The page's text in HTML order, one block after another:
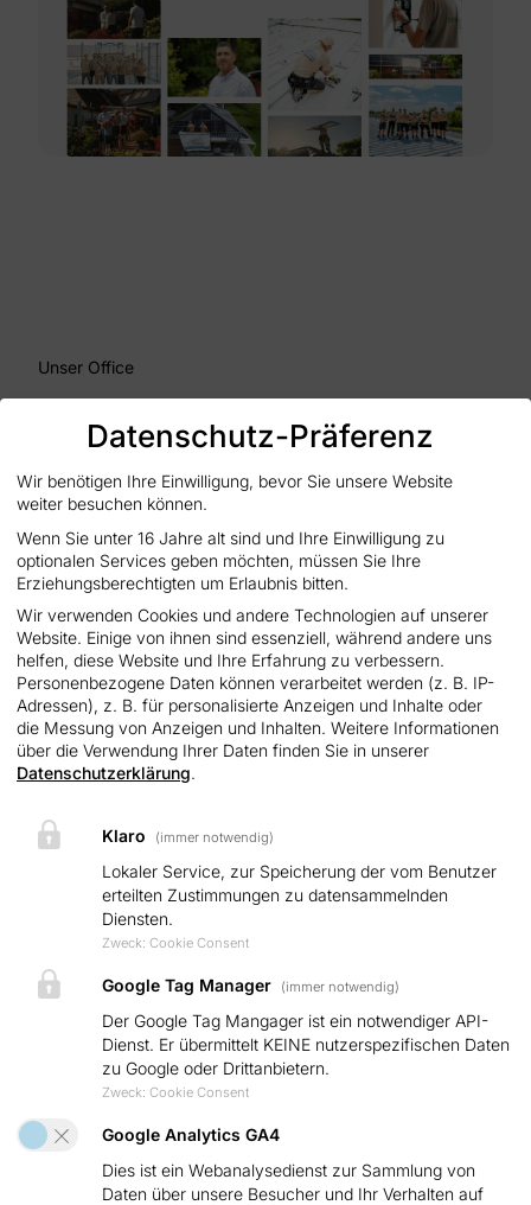
Unser Office
+49 (0) 30 55 65 39 17
info@solartechnik-lauckner.de
stoerung@solartechnik-lauckner.de
Navigation
Startseite
Referenzen
Impressum
Datenschutz
Produkte
PV-Anlage (Privathaushalt)
Balkonkraftwerke
Fassadenanlage
Datenschutz-Präferenz
Wir benötigen Ihre Einwilligung, bevor Sie unsere Website
weiter besuchen können.
Wenn Sie unter 16 Jahre alt sind und Ihre Einwilligung zu
optionalen Services geben möchten, müssen Sie Ihre
Erziehungsberechtigten um Erlaubnis bitten.
Wir verwenden Cookies und andere Technologien auf unserer
Website. Einige von ihnen sind essenziell, während andere uns
helfen, diese Website und Ihre Erfahrung zu verbessern.
Personenbezogene Daten können verarbeitet werden (z. B. IP-
Adressen), z. B. für personalisierte Anzeigen und Inhalte oder
die Messung von Anzeigen und Inhalten. Weitere Informationen
über die Verwendung Ihrer Daten finden Sie in unserer
Datenschutzerklärung.
Klaro (immer notwendig)
Lokaler Service, zur Speicherung der vom Benutzer
erteilten Zustimmungen zu datensammelnden
Diensten.
Zweck: Cookie Consent
Google Tag Manager (immer notwendig)
Der Google Tag Mangager ist ein notwendiger API-
Dienst. Er übermittelt KEINE nutzerspezifischen Daten
zu Google oder Drittanbietern.
Zweck: Cookie Consent
Google Analytics GA4
Dies ist ein Webanalysedienst zur Sammlung von
Daten über unsere Besucher und Ihr Verhalten auf